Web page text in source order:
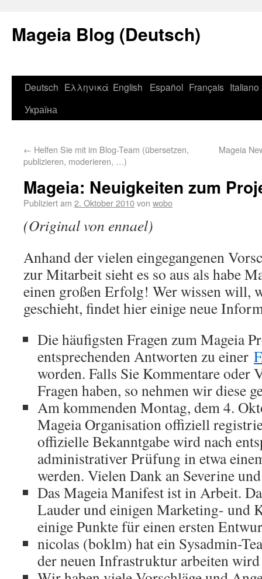
Mageia Blog (Deutsch)
Deutsch Ελληνικά English Español Français Italiano
Україна
← Helfen Sie mit im Blog-Team (übersetzen,
publizieren, moderieren, …)
Mageia
Mageia: Neuigkeiten zum
Publiziert am 2. Oktober 2010von wobo
(Original von ennael)
Anhand der vielen eingegangenen
zur Mitarbeit sieht es so aus als habe
einen großen Erfolg! Wer wissen will,
geschieht, findet hier einige neue
Die häufigsten Fragen zum Mageia
entsprechenden Antworten zu einer
worden. Falls Sie Kommentare oder
Fragen haben, so nehmen wir diese
Am kommenden Montag, dem 4.
Mageia Organisation offiziell
offizielle Bekanntgabe wird nach
administrativer Prüfung in etwa
werden. Vielen Dank an Severine
Das Mageia Manifest ist in Arbeit.
Lauder und einigen Marketing- und
einige Punkte für einen ersten
nicolas (boklm) hat ein Sysadmin-
der neuen Infrastruktur arbeiten wird